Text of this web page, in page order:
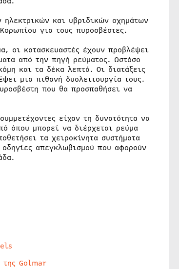
ηλεκτρικών και υβριδικών οχημάτων
για τους πυροσβέστες.
οι κατασκευαστές έχουν προβλέψει
από την πηγή ρεύματος. Ωστόσο
και τα δέκα λεπτά. Οι διατάξεις
μια πιθανή δυσλειτουργία τους.
που θα προσπαθήσει να
είχαν τη δυνατότητα να
όπου μπορεί να διέρχεται ρεύμα
τα χειροκίνητα συστήματα
απεγκλωβισμού που αφορούν
της Golmar